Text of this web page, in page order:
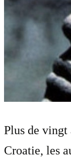
Plus de vingt
Croatie, les